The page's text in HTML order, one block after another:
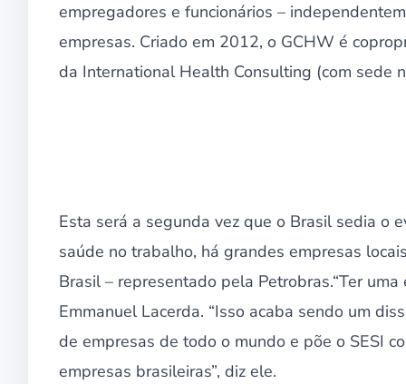
empregadores e funcionários –
empresas. Criado em 2012, o GCHW é
da International Health Consulting (com sede
Esta será a segunda vez que o Brasil sedia o
saúde no trabalho, há grandes empresas
Brasil – representado pela Petrobras.“Ter
Emmanuel Lacerda. “Isso acaba sendo um
de empresas de todo o mundo e põe o SESI
empresas brasileiras”, diz ele.